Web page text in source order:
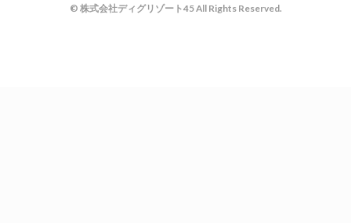
© 株式会社ディグリゾート45 All Rights Reserved.